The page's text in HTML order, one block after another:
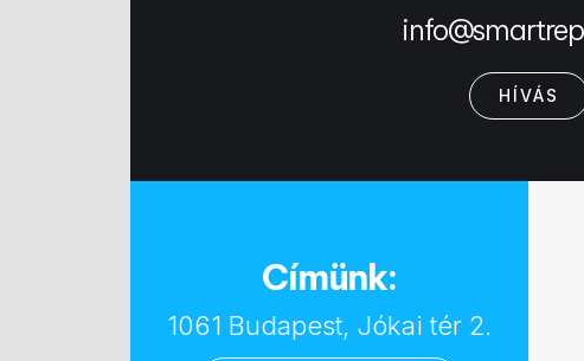
HÍVÁS
Címünk:
1061 Budapest, Jókai tér 2.